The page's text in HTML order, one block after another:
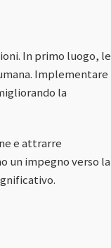
In primo luogo, le
Implementare
la
e attrarre
un impegno verso la